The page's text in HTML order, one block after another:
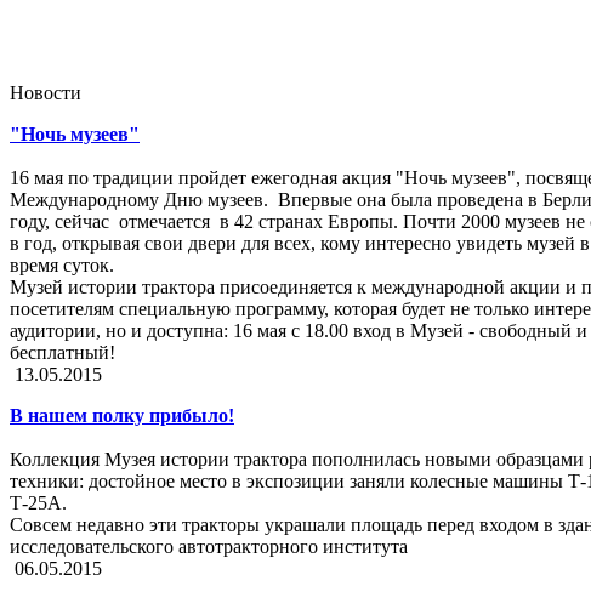
Новости
"Ночь музеев"
16 мая по традиции пройдет ежегодная акция "Ночь музеев",
Международному Дню музеев. Впервые она была проведена в
году, сейчас отмечается в 42 странах Европы. Почти 2000 музеев не
в год, открывая свои двери для всех, кому интересно увидеть музей
время суток.
Музей истории трактора присоединяется к международной акции и
посетителям специальную программу, которая будет не только
аудитории, но и доступна: 16 мая с 18.00 вход в Музей - свободный
бесплатный!
13.05.2015
В нашем полку прибыло!
Коллекция Музея истории трактора пополнилась новыми образцами
техники: достойное место в экспозиции заняли колесные машины
Т-25А.
Совсем недавно эти тракторы украшали площадь перед входом в
исследовательского автотракторного института
06.05.2015